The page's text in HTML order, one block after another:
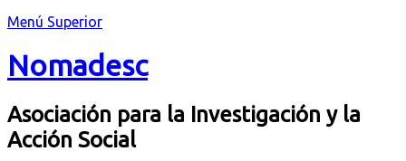
Menú Superior
Nomadesc
Asociación para la Investigación y la
Acción Social